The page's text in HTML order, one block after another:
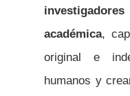
académica,
original e
humanos y